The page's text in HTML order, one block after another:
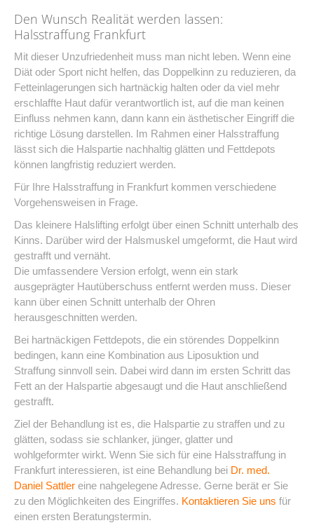
Den Wunsch Realität werden lassen:
Halsstraffung Frankfurt
Mit dieser Unzufriedenheit muss man nicht leben. Wenn eine
Diät oder Sport nicht helfen, das Doppelkinn zu reduzieren, da
Fetteinlagerungen sich hartnäckig halten oder da viel mehr
erschlaffte Haut dafür verantwortlich ist, auf die man keinen
Einfluss nehmen kann, dann kann ein ästhetischer Eingriff die
richtige Lösung darstellen. Im Rahmen einer Halsstraffung
lässt sich die Halspartie nachhaltig glätten und Fettdepots
können langfristig reduziert werden.
Für Ihre Halsstraffung in Frankfurt kommen verschiedene
Vorgehensweisen in Frage.
Das kleinere Halslifting erfolgt über einen Schnitt unterhalb des
Kinns. Darüber wird der Halsmuskel umgeformt, die Haut wird
gestrafft und vernäht.
Die umfassendere Version erfolgt, wenn ein stark
ausgeprägter Hautüberschuss entfernt werden muss. Dieser
kann über einen Schnitt unterhalb der Ohren
herausgeschnitten werden.
Bei hartnäckigen Fettdepots, die ein störendes Doppelkinn
bedingen, kann eine Kombination aus Liposuktion und
Straffung sinnvoll sein. Dabei wird dann im ersten Schritt das
Fett an der Halspartie abgesaugt und die Haut anschließend
gestrafft.
Ziel der Behandlung ist es, die Halspartie zu straffen und zu
glätten, sodass sie schlanker, jünger, glatter und
wohlgeformter wirkt. Wenn Sie sich für eine Halsstraffung in
Frankfurt interessieren, ist eine Behandlung bei Dr. med.
Daniel Sattler eine nahgelegene Adresse. Gerne berät er Sie
zu den Möglichkeiten des Eingriffes. Kontaktieren Sie uns für
einen ersten Beratungstermin.